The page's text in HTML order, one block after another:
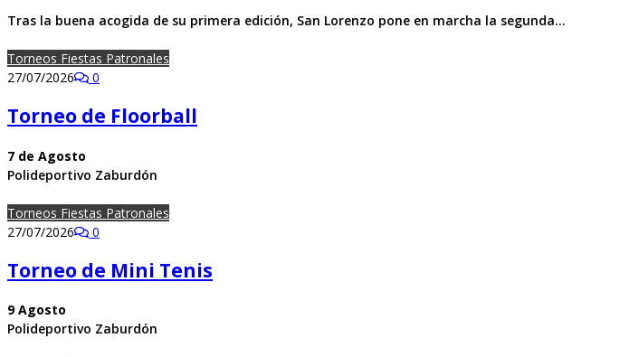
Tras la buena acogida de su primera edición, San Lorenzo pone en marcha la segunda…
Torneos Fiestas Patronales
27/07/2026
0
Torneo de Floorball
7 de Agosto
Polideportivo Zaburdón
Torneos Fiestas Patronales
27/07/2026
0
Torneo de Mini Tenis
9 Agosto
Polideportivo Zaburdón